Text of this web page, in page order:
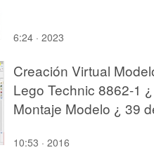
6:24 · 2023
Creación Virtual
Lego Technic 8862-1 ¿
Montaje Modelo ¿ 39
10:53 · 2016